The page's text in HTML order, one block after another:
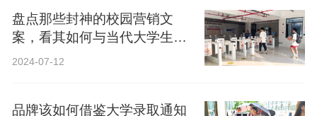
盘点那些封神的校园营销文
案，看其如何与当代大学生精
神共鸣？
2024-07-12
品牌该如何借鉴大学录取通知